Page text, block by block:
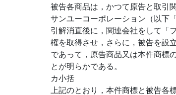
被告各商品は，かつて原告と取引
サンユーコーポレーション（以下
引解消直後に，関連会社をして「
権を取得させ，さらに，被告を設
であって，原告商品又は本件商標
とが明らかである。
カ小括
上記のとおり，本件商標と被告各